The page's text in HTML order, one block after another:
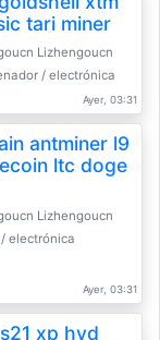
tari miner
Lizhengoucn
/ electrónica
Ayer, 03:31
antminer l9
ltc doge
Lizhengoucn
electrónica
Ayer, 03:31
xp hyd